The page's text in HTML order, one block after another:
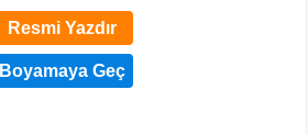
Resmi Yazdır